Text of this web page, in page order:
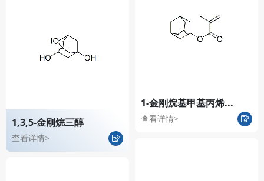
1,3,5-金刚烷三醇
查看详情>
1-金刚烷基甲基丙烯...
查看详情>